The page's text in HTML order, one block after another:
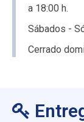
a 18:00 h.
Sábados -
Cerrado